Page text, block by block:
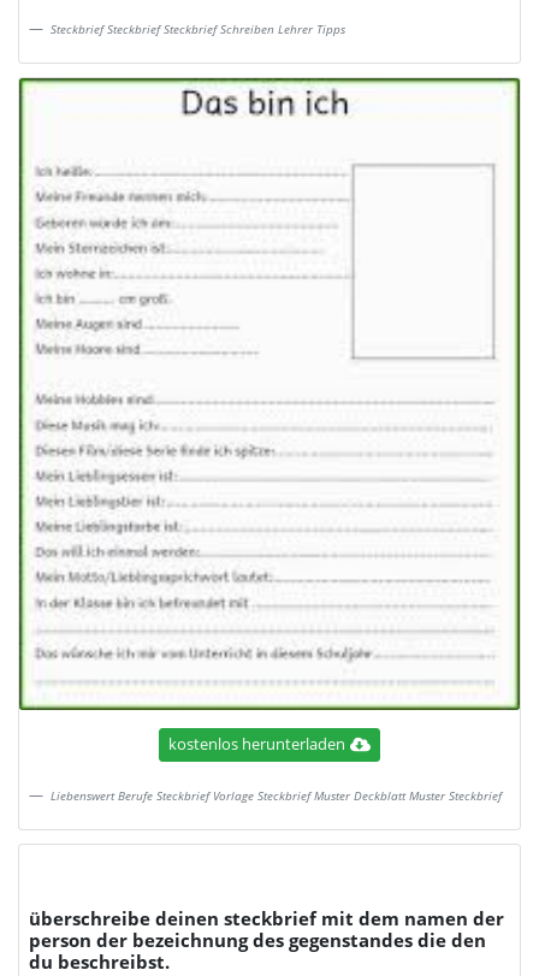
Steckbrief Steckbrief Steckbrief Schreiben Lehrer Tipps
kostenlos herunterladen
Liebenswert Berufe Steckbrief Vorlage Steckbrief Muster Deckblatt Muster Steckbrief
überschreibe deinen steckbrief mit dem namen der
person der bezeichnung des gegenstandes die den
du beschreibst.